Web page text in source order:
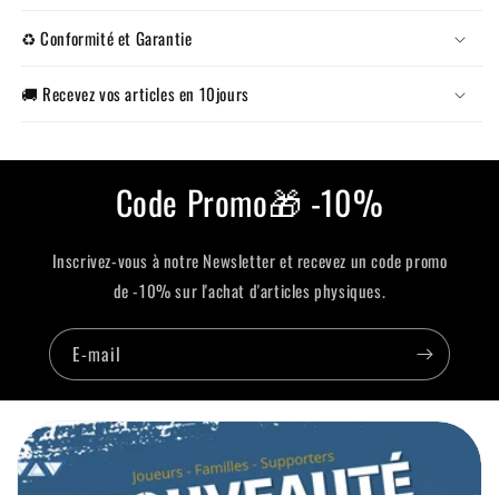
♻️ Conformité et Garantie
🚚 Recevez vos articles en 10jours
Code Promo🎁 -10%
Inscrivez-vous à notre Newsletter et recevez un code promo
de -10% sur l'achat d'articles physiques.
E-mail